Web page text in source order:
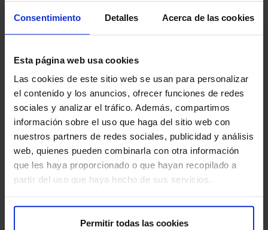
Consentimiento Detalles Acerca de las cookies
Esta página web usa cookies
Las cookies de este sitio web se usan para personalizar
el contenido y los anuncios, ofrecer funciones de redes
sociales y analizar el tráfico. Además, compartimos
información sobre el uso que haga del sitio web con
nuestros partners de redes sociales, publicidad y análisis
web, quienes pueden combinarla con otra información
que les haya proporcionado o que hayan recopilado a
partir del uso que haya hecho de sus servicios.
Permitir todas las cookies
resultados cosméticos y funcionales.
riesgo de recurrencia.
Desventajas de la cirugía de Mohs:
Mayor tiempo de procedimiento:puede llevar
más tiempo que la cirugía tradicional, ya que se
realiza por etapas.
Mayor coste:puede ser más cara que la cirugía
tradicional.
Mohs?